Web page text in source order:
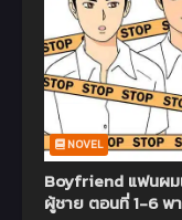
NOVEL
Boyfriend แฟนผม
ผู้ชาย ตอนที่ 1-6 พ